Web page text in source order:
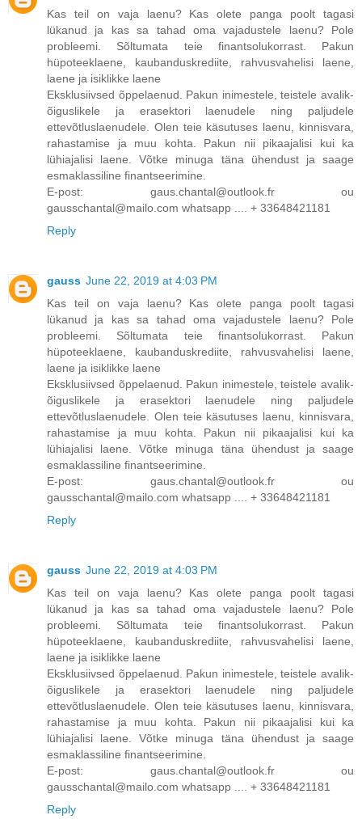
Kas teil on vaja laenu? Kas olete panga poolt tagasi
lükanud ja kas sa tahad oma vajadustele laenu? Pole
probleemi. Sõltumata teie finantsolukorrast. Pakun
hüpoteeklaene, kaubanduskrediite, rahvusvahelisi laene,
laene ja isiklikke laene
Eksklusiivsed õppelaenud. Pakun inimestele, teistele avalik-
õiguslikele ja erasektori laenudele ning paljudele
ettevõtluslaenudele. Olen teie käsutuses laenu, kinnisvara,
rahastamise ja muu kohta. Pakun nii pikaajalisi kui ka
lühiajalisi laene. Võtke minuga täna ühendust ja saage
esmaklassiline finantseerimine.
E-post: gaus.chantal@outlook.fr ou
gausschantal@mailo.com whatsapp .... + 33648421181
Reply
gauss June 22, 2019 at 4:03 PM
Kas teil on vaja laenu? Kas olete panga poolt tagasi
lükanud ja kas sa tahad oma vajadustele laenu? Pole
probleemi. Sõltumata teie finantsolukorrast. Pakun
hüpoteeklaene, kaubanduskrediite, rahvusvahelisi laene,
laene ja isiklikke laene
Eksklusiivsed õppelaenud. Pakun inimestele, teistele avalik-
õiguslikele ja erasektori laenudele ning paljudele
ettevõtluslaenudele. Olen teie käsutuses laenu, kinnisvara,
rahastamise ja muu kohta. Pakun nii pikaajalisi kui ka
lühiajalisi laene. Võtke minuga täna ühendust ja saage
esmaklassiline finantseerimine.
E-post: gaus.chantal@outlook.fr ou
gausschantal@mailo.com whatsapp .... + 33648421181
Reply
gauss June 22, 2019 at 4:03 PM
Kas teil on vaja laenu? Kas olete panga poolt tagasi
lükanud ja kas sa tahad oma vajadustele laenu? Pole
probleemi. Sõltumata teie finantsolukorrast. Pakun
hüpoteeklaene, kaubanduskrediite, rahvusvahelisi laene,
laene ja isiklikke laene
Eksklusiivsed õppelaenud. Pakun inimestele, teistele avalik-
õiguslikele ja erasektori laenudele ning paljudele
ettevõtluslaenudele. Olen teie käsutuses laenu, kinnisvara,
rahastamise ja muu kohta. Pakun nii pikaajalisi kui ka
lühiajalisi laene. Võtke minuga täna ühendust ja saage
esmaklassiline finantseerimine.
E-post: gaus.chantal@outlook.fr ou
gausschantal@mailo.com whatsapp .... + 33648421181
Reply